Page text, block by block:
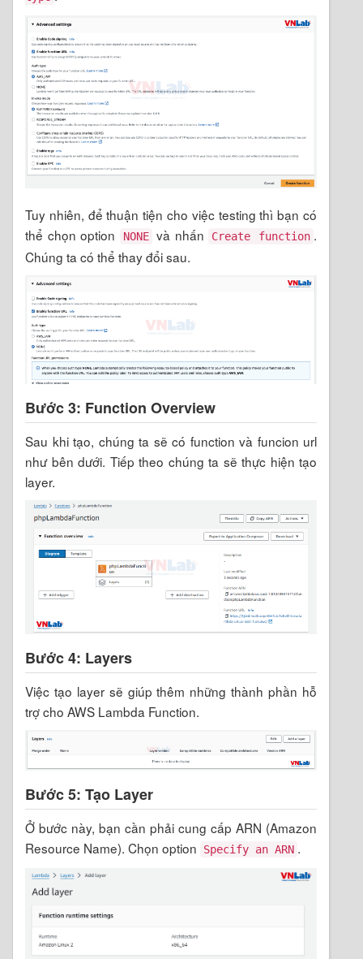
Tuy nhiên, để thuận tiện cho việc testing thì bạn có
thể chọn option
NONE và nhấn Create function .
Chúng ta có thể thay đổi sau.
Bước 3: Function Overview
Sau khi tạo, chúng ta sẽ có function và funcion url
như bên dưới. Tiếp theo chúng ta sẽ thực hiện tạo
layer.
Bước 4: Layers
Việc tạo layer sẽ giúp thêm những thành phần hỗ
trợ cho AWS Lambda Function.
Bước 5: Tạo Layer
Ở bước này, bạn cần phải cung cấp ARN (Amazon
Resource Name). Chọn option
Specify an ARN .